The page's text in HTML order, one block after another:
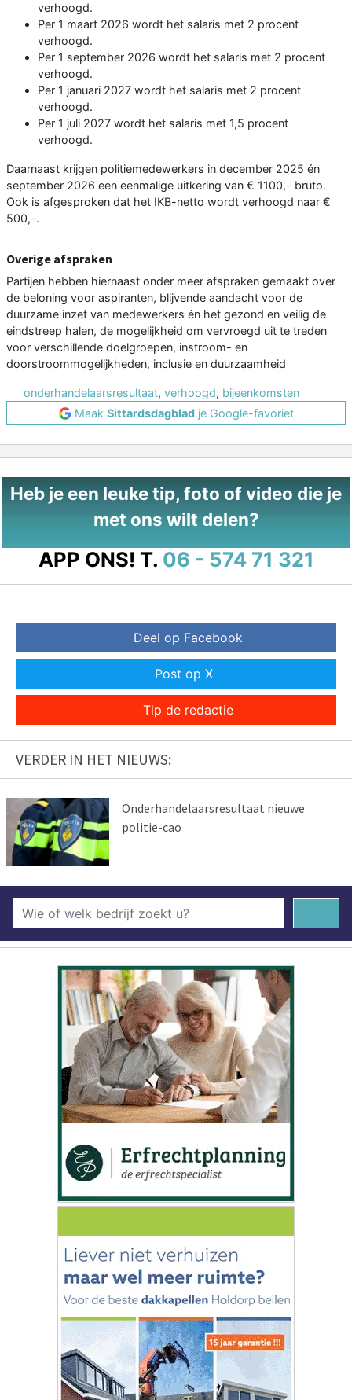
verhoogd.
Per 1 maart 2026 wordt het salaris met 2 procent
verhoogd.
Per 1 september 2026 wordt het salaris met 2 procent
verhoogd.
Per 1 januari 2027 wordt het salaris met 2 procent
verhoogd.
Per 1 juli 2027 wordt het salaris met 1,5 procent
verhoogd.
Daarnaast krijgen politiemedewerkers in december 2025 én
september 2026 een eenmalige uitkering van € 1100,- bruto.
Ook is afgesproken dat het IKB-netto wordt verhoogd naar €
500,-.
Overige afspraken
Partijen hebben hiernaast onder meer afspraken gemaakt over
de beloning voor aspiranten, blijvende aandacht voor de
duurzame inzet van medewerkers én het gezond en veilig de
eindstreep halen, de mogelijkheid om vervroegd uit te treden
voor verschillende doelgroepen, instroom- en
doorstroommogelijkheden, inclusie en duurzaamheid
onderhandelaarsresultaat, verhoogd, bijeenkomsten
Maak Sittardsdagbladje Google-favoriet
Heb je een leuke tip, foto of video die je
met ons wilt delen?
APP ONS! T. 06 - 574 71 321
Deel op Facebook
Post op X
Tip de redactie
VERDER IN HET NIEUWS:
Onderhandelaarsresultaat nieuwe
politie-cao